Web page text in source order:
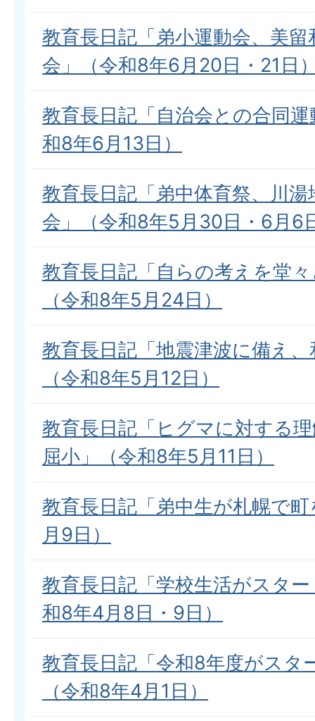
教育長日記「弟小運動会、美
会」（令和8年6月20日・21日
教育長日記「自治会との合同
和8年6月13日）
教育長日記「弟中体育祭、川
会」（令和8年5月30日・6月6
教育長日記「自らの考えを堂
（令和8年5月24日）
教育長日記「地震津波に備え
（令和8年5月12日）
教育長日記「ヒグマに対する
屈小」（令和8年5月11日）
教育長日記「弟中生が札幌で
月9日）
教育長日記「学校生活がスタ
和8年4月8日・9日）
教育長日記「令和8年度がスタ
（令和8年4月1日）